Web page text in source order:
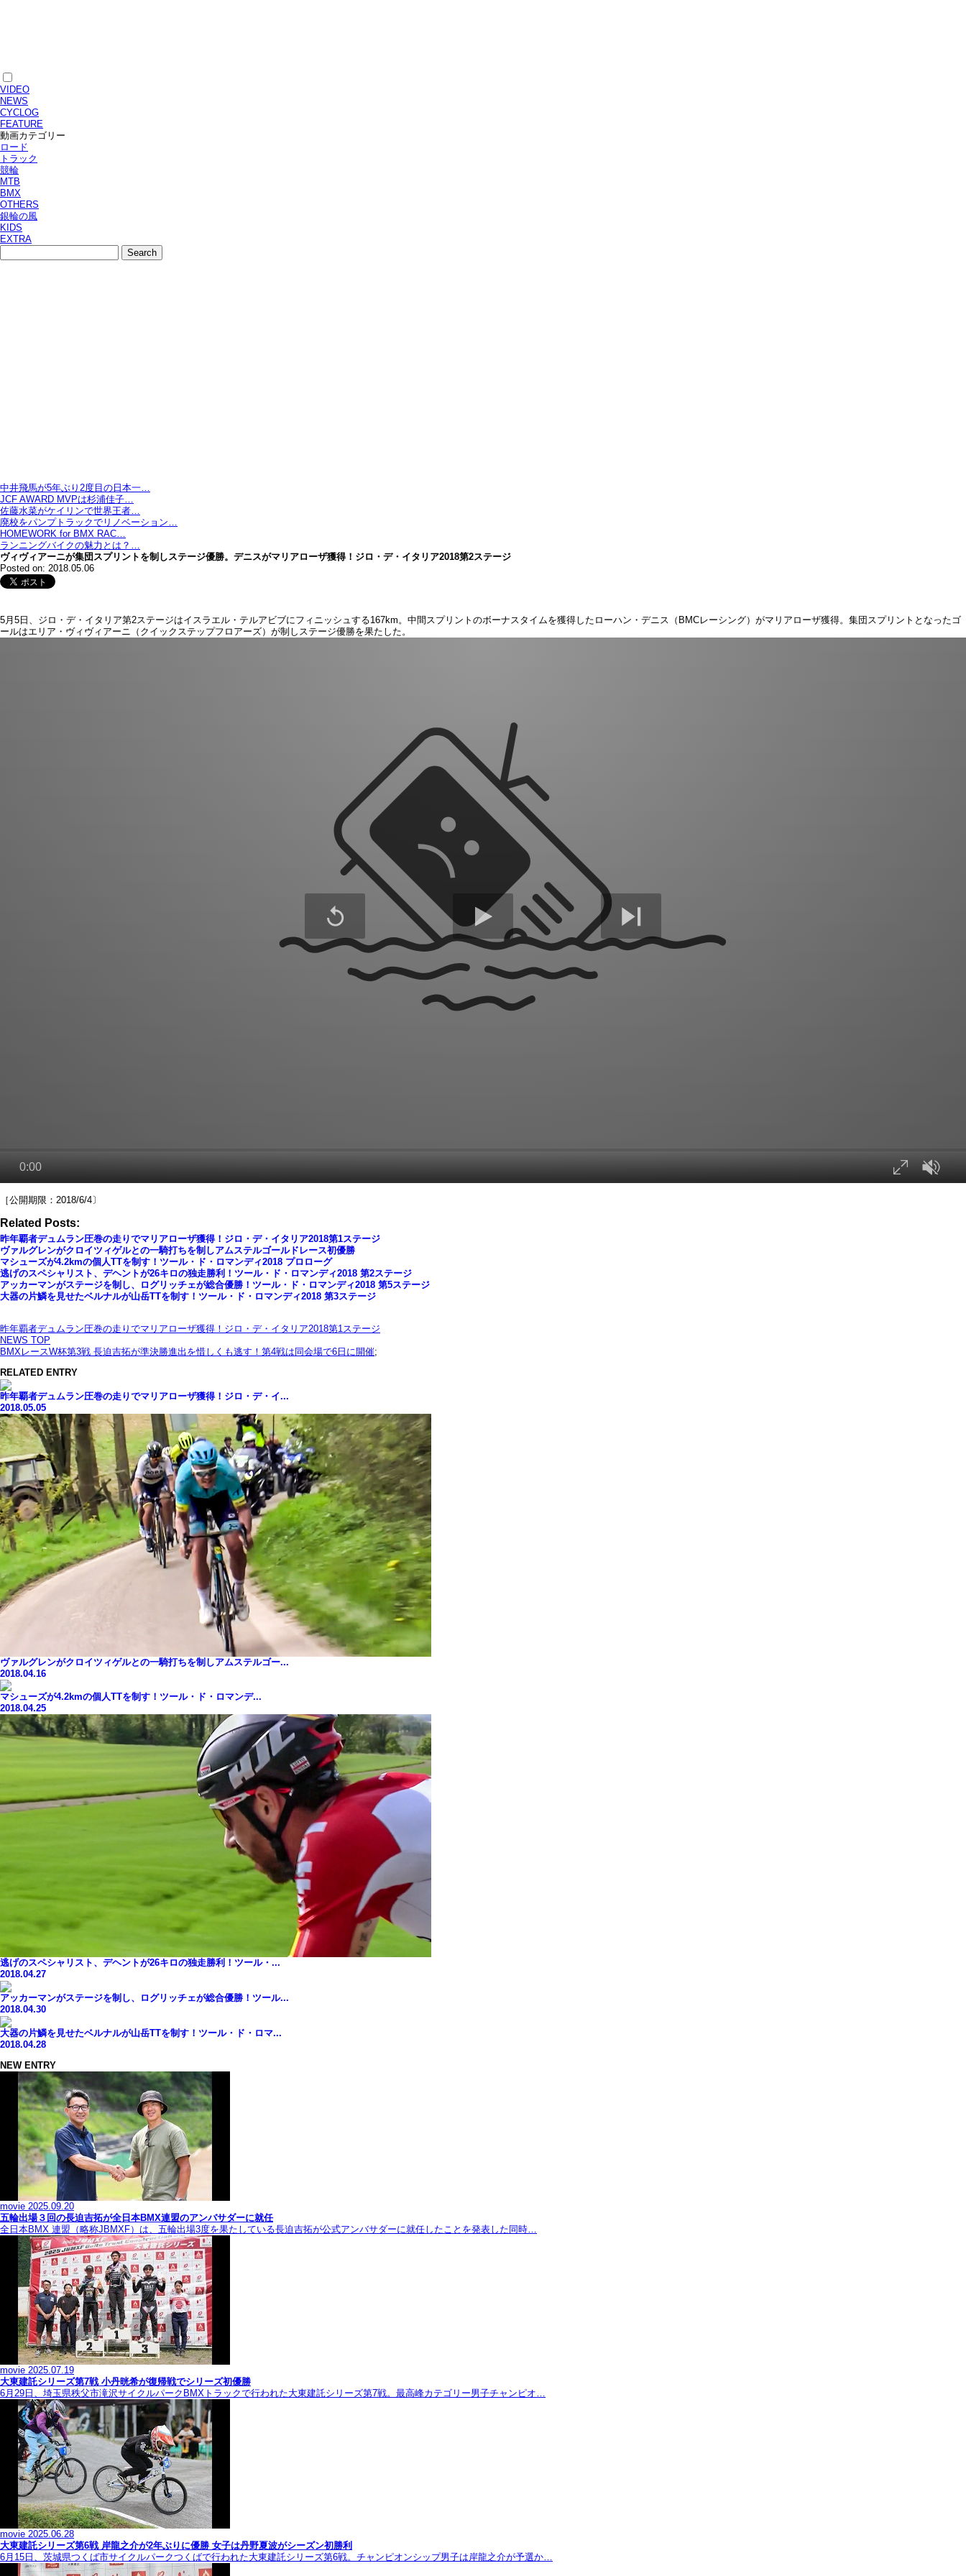
VIDEO
NEWS
CYCLOG
FEATURE
動画カテゴリー
ロード
トラック
競輪
MTB
BMX
OTHERS
銀輪の風
KIDS
EXTRA
中井飛馬が5年ぶり2度目の日本一…
JCF AWARD MVPは杉浦佳子…
佐藤水菜がケイリンで世界王者…
廃校をパンプトラックでリノベーション…
HOMEWORK for BMX RAC…
ランニングバイクの魅力とは？…
ヴィヴィアーニが集団スプリントを制しステージ優勝。デニスがマリアローザ獲得！ジロ・デ・イタリア2018第2ステージ
Posted on: 2018.05.06
5月5日、ジロ・デ・イタリア第2ステージはイスラエル・テルアビブにフィニッシュする167km。中間スプリントのボーナスタイムを獲得したローハン・デニス（BMCレーシング）がマリアローザ獲得。集団スプリントとなったゴ
ールはエリア・ヴィヴィアーニ（クイックステップフロアーズ）が制しステージ優勝を果たした。
［公開期限：2018/6/4〕
Related Posts:
昨年覇者デュムラン圧巻の走りでマリアローザ獲得！ジロ・デ・イタリア2018第1ステージ
ヴァルグレンがクロイツィゲルとの一騎打ちを制しアムステルゴールドレース初優勝
マシューズが4.2kmの個人TTを制す！ツール・ド・ロマンディ2018 プロローグ
逃げのスペシャリスト、デヘントが26キロの独走勝利！ツール・ド・ロマンディ2018 第2ステージ
アッカーマンがステージを制し、ログリッチェが総合優勝！ツール・ド・ロマンディ2018 第5ステージ
大器の片鱗を見せたベルナルが山岳TTを制す！ツール・ド・ロマンディ2018 第3ステージ
昨年覇者デュムラン圧巻の走りでマリアローザ獲得！ジロ・デ・イタリア2018第1ステージ
NEWS TOP
BMXレースW杯第3戦 長迫吉拓が準決勝進出を惜しくも逃す！第4戦は同会場で6日に開催;
RELATED ENTRY
昨年覇者デュムラン圧巻の走りでマリアローザ獲得！ジロ・デ・イ...
2018.05.05
ヴァルグレンがクロイツィゲルとの一騎打ちを制しアムステルゴー...
2018.04.16
マシューズが4.2kmの個人TTを制す！ツール・ド・ロマンデ...
2018.04.25
逃げのスペシャリスト、デヘントが26キロの独走勝利！ツール・...
2018.04.27
アッカーマンがステージを制し、ログリッチェが総合優勝！ツール...
2018.04.30
大器の片鱗を見せたベルナルが山岳TTを制す！ツール・ド・ロマ...
2018.04.28
NEW ENTRY
movie 2025.09.20
五輪出場３回の長迫吉拓が全日本BMX連盟のアンバサダーに就任
全日本BMX 連盟（略称JBMXF）は、五輪出場3度を果たしている長迫吉拓が公式アンバサダーに就任したことを発表した同時…
movie 2025.07.19
大東建託シリーズ第7戦 ⼩丹晄希が復帰戦でシリーズ初優勝
6月29日、埼玉県秩父市滝沢サイクルパークBMXトラックで行われた大東建託シリーズ第7戦。最高峰カテゴリー男子チャンピオ…
movie 2025.06.28
大東建託シリーズ第6戦 岸龍之介が2年ぶりに優勝 女子は丹野夏波がシーズン初勝利
6月15日、茨城県つくば市サイクルパークつくばで行われた大東建託シリーズ第6戦。チャンピオンシップ男子は岸龍之介が予選か…